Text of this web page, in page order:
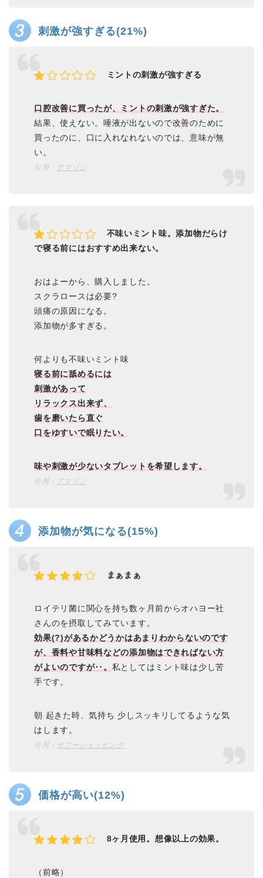
刺激が強すぎる(21%)
ミントの刺激が強すぎる
口腔改善に買ったが、ミントの刺激が強すぎた。
結果、使えない。唾液が出ないので改善のために
買ったのに、口に入れなれないのでは、意味が無
い。
引用： アマゾン
不味いミント味。添加物だらけ
で寝る前にはおすすめ出来ない。
おはよーから、購入しました。
スクラロースは必要?
頭痛の原因になる。
添加物が多すぎる。
何よりも不味いミント味
寝る前に舐めるには
刺激があって
リラックス出来ず、
歯を磨いたら直ぐ
口をゆすいで眠りたい。
味や刺激が少ないタブレットを希望します。
引用： アマゾン
添加物が気になる(15%)
まぁまぁ
ロイテリ菌に関心を持ち数ヶ月前からオハヨー社
さんのを摂取してみています。
効果(?)があるかどうかはあまりわからないのです
が、香料や甘味料などの添加物はできればない方
がよいのですが‥。 私としてはミント味は少し苦
手です。
朝 起きた時、気持ち 少しスッキリしてるような気
はします。
引用： ヤフーショッピング
価格が高い(12%)
8ヶ月使用。想像以上の効果。
（前略）